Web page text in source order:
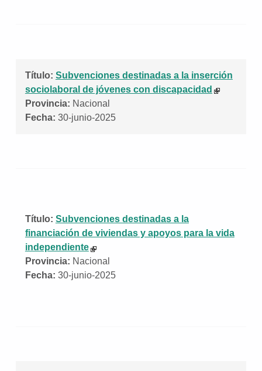
Título: Subvenciones destinadas a la inserción
sociolaboral de jóvenes con discapacidad
Provincia: Nacional
Fecha: 30-junio-2025
Título: Subvenciones destinadas a la
financiación de viviendas y apoyos para la vida
independiente
Provincia: Nacional
Fecha: 30-junio-2025